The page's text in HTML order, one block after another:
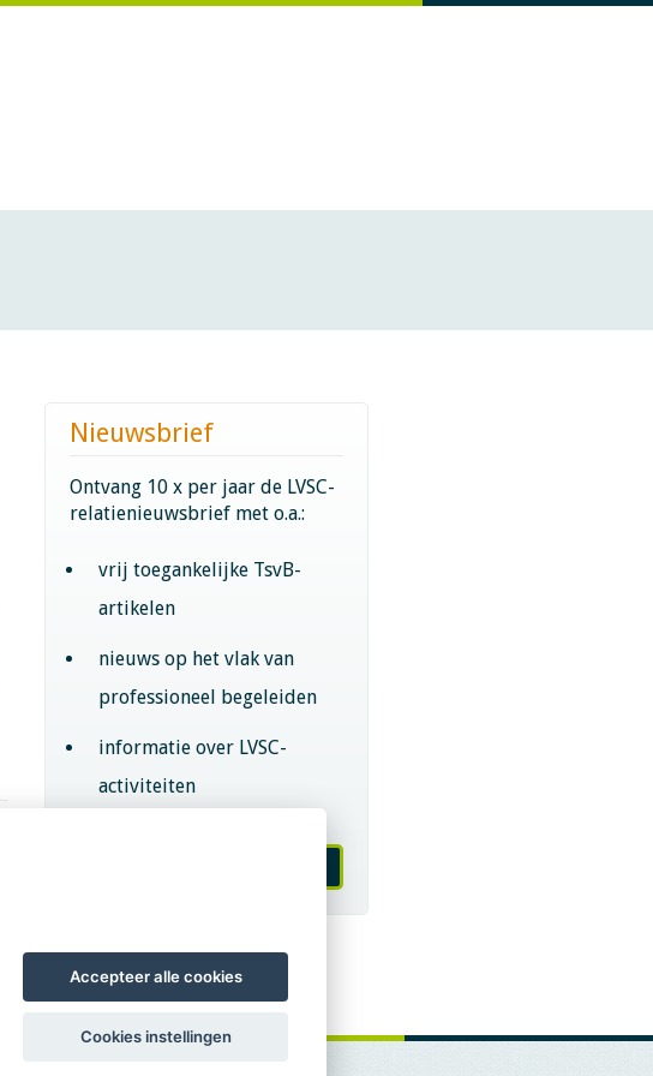
Nieuwsbrief
Ontvang 10 x per jaar de LVSC-
relatienieuwsbrief met o.a.:
vrij toegankelijke TsvB-
artikelen
nieuws op het vlak van
professioneel begeleiden
informatie over LVSC-
activiteiten
Accepteer alle cookies
Cookies instellingen